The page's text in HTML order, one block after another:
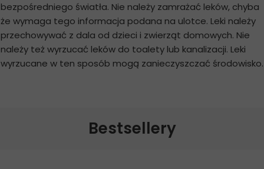
bezpośredniego światła. Nie należy zamrażać leków, chyba
że wymaga tego informacja podana na ulotce. Leki należy
przechowywać z dala od dzieci i zwierząt domowych. Nie
należy też wyrzucać leków do toalety lub kanalizacji. Leki
wyrzucane w ten sposób mogą zanieczyszczać środowisko.
Bestsellery